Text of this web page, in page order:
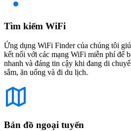
Tìm kiếm WiFi
Ứng dụng WiFi Finder của chúng tôi
kết nối với các mạng WiFi miễn phí để
nhanh và đáng tin cậy khi đang di
sắm, ăn uống và đi du lịch.
Bản đồ ngoại tuyến